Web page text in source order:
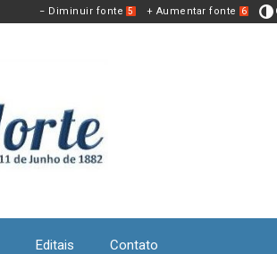
− Diminuir fonte 5 + Aumentar fonte 6
Editais Contato